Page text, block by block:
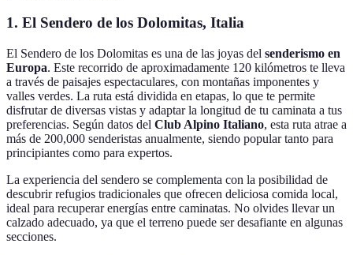
1. El Sendero de los Dolomitas, Italia
El Sendero de los Dolomitas es una de las joyas del senderismo en
Europa. Este recorrido de aproximadamente 120 kilómetros te lleva
a través de paisajes espectaculares, con montañas imponentes y
valles verdes. La ruta está dividida en etapas, lo que te permite
disfrutar de diversas vistas y adaptar la longitud de tu caminata a tus
preferencias. Según datos del Club Alpino Italiano, esta ruta atrae a
más de 200,000 senderistas anualmente, siendo popular tanto para
principiantes como para expertos.
La experiencia del sendero se complementa con la posibilidad de
descubrir refugios tradicionales que ofrecen deliciosa comida local,
ideal para recuperar energías entre caminatas. No olvides llevar un
calzado adecuado, ya que el terreno puede ser desafiante en algunas
secciones.